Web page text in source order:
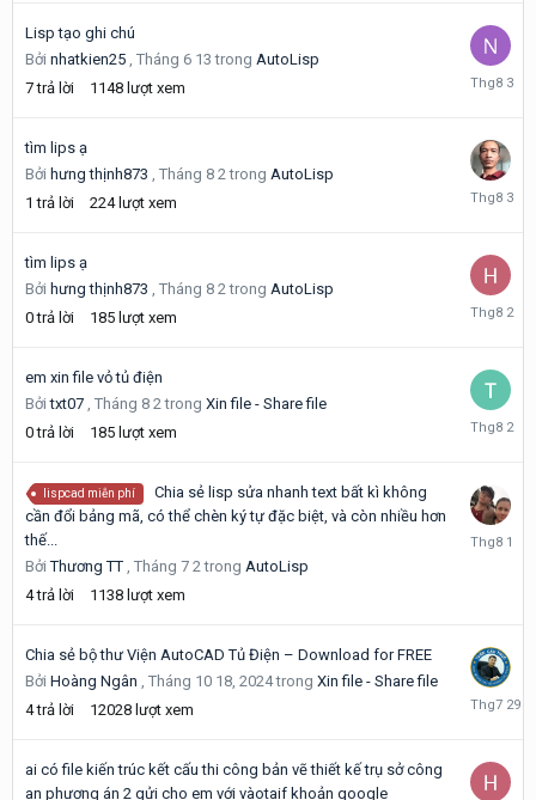
Lisp tạo ghi chú
Bởi nhatkien25 , Tháng 6 13 trong AutoLisp
7 trả lời 1148 lượt xem
Tháng
tìm lips ạ
Bởi hưng thịnh873 , Tháng 8 2trong AutoLisp
1 trả lời 224 lượt xem
Tháng
tìm lips ạ
Bởi hưng thịnh873 , Tháng 8 2trong AutoLisp
0 trả lời 185 lượt xem
Tháng
em xin file vỏ tủ điện
Bởitxt07 , Tháng 8 2trong Xin file - Share file
0 trả lời 185 lượt xem
Tháng
lispcad miễn phí
Chia sẻ lisp sửa nhanh text bất kì không
cần đổi bảng mã, có thể chèn ký tự đặc biệt, và còn nhiều hơn
thế...
BởiThương TT , Tháng 7 2trong AutoLisp
4 trả lời 1138 lượt xem
Tháng
Chia sẻ bộ thư Viện AutoCAD Tủ Điện – Download for FREE
Bởi Hoàng Ngân , Tháng 10 18, 2024trong Xin file - Share file
4 trả lời 12028 lượt xem
Tháng
ai có file kiến trúc kết cấu thi công bản vẽ thiết kế trụ sở công
an phương án 2 gửi cho em với vàotaif khoản google